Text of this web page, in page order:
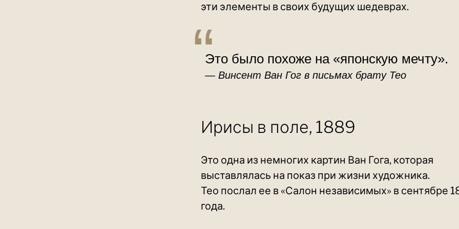
эти элементы в своих будущих шедеврах.
Это было похоже на «японскую мечту».
Винсент Ван Гог в письмах брату Тео
Ирисы в поле, 1889
Это одна из немногих картин Ван Гога, которая
выставлялась на показ при жизни художника.
Тео послал ее в «Салон независимых» в сентябре
года.